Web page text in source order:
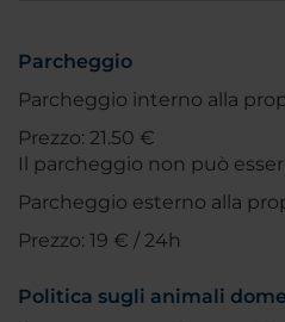
Parcheggio
Parcheggio interno alla
Prezzo: 21.50 €
Il parcheggio non può
Parcheggio esterno alla
Prezzo: 19 € / 24h
Politica sugli animali